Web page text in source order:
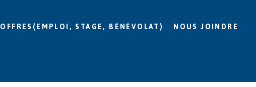
OFFRES(EMPLOI, STAGE, BÉNÉVOLAT) NOUS JOINDRE